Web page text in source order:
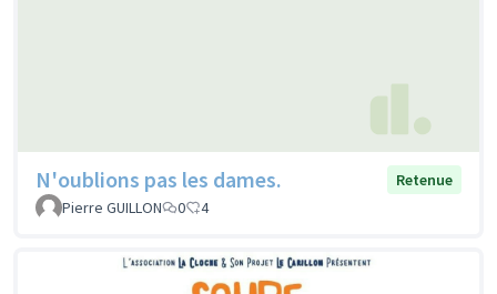
N'oublions pas les dames.
Retenue
Pierre GUILLON
0 4